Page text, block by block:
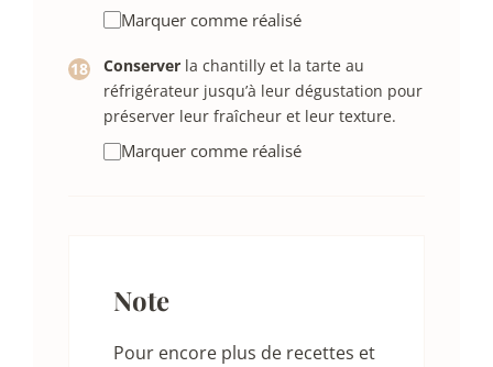
Marquer comme réalisé
Conserver la chantilly et la tarte au
réfrigérateur jusqu’à leur dégustation pour
préserver leur fraîcheur et leur texture.
Marquer comme réalisé
Note
Pour encore plus de recettes et